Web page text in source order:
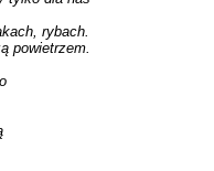
rybach.
powietrzem.